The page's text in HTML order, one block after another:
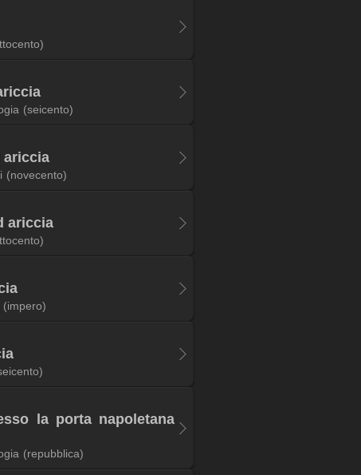
(seicento)
ariccia
(novecento)
ariccia
(impero)
la porta napoletana
(repubblica)